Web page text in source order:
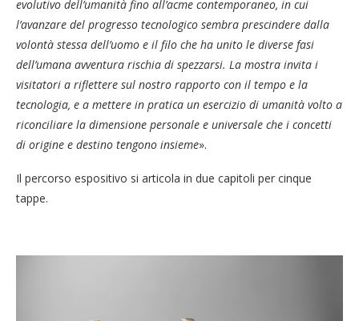
evolutivo dell’umanità fino all’acme contemporaneo, in cui
l’avanzare del progresso tecnologico sembra prescindere dalla
volontà stessa dell’uomo e il filo che ha unito le diverse fasi
dell’umana avventura rischia di spezzarsi. La mostra invita i
visitatori a riflettere sul nostro rapporto con il tempo e la
tecnologia, e a mettere in pratica un esercizio di umanità volto a
riconciliare la dimensione personale e universale che i concetti
di origine e destino tengono insieme».
Il percorso espositivo si articola in due capitoli per cinque
tappe.